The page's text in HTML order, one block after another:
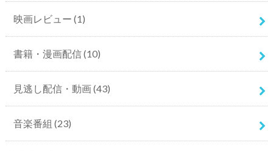
映画レビュー (1)
書籍・漫画配信(10)
見逃し配信・動画(43)
音楽番組 (23)